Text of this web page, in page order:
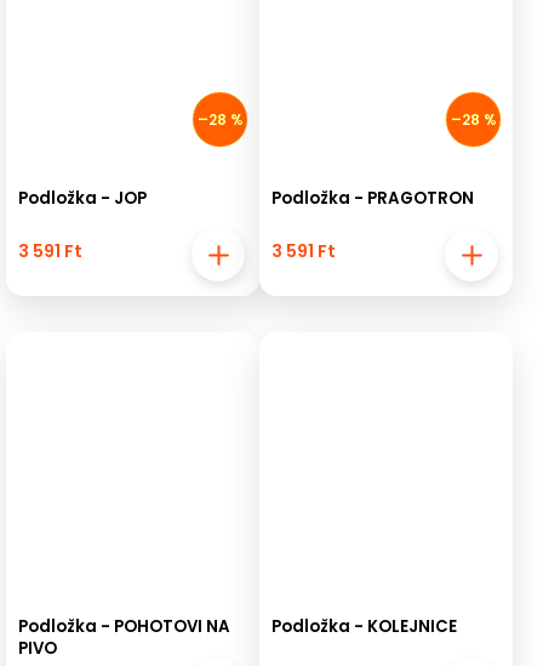
–28 %
Podložka - JOP
3 591 Ft
–28 %
Podložka - PRAGOTRON
3 591 Ft
Podložka - POHOTOVI NA
PIVO
Podložka - KOLEJNICE